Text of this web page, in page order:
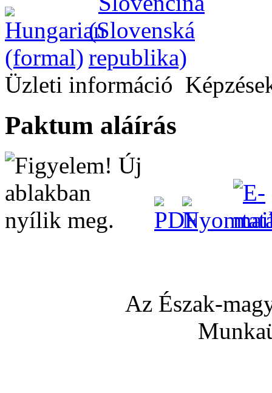
Üzleti információ
Paktum aláírás
Az Észak-